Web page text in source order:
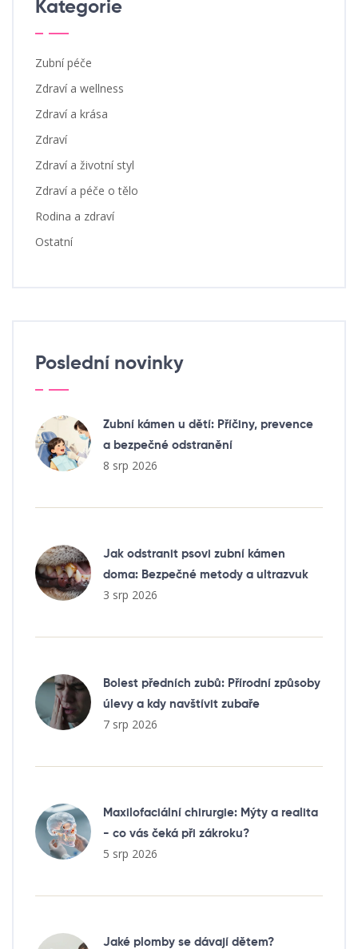
Kategorie
Zubní péče
Zdraví a wellness
Zdraví a krása
Zdraví
Zdraví a životní styl
Zdraví a péče o tělo
Rodina a zdraví
Ostatní
Poslední novinky
Zubní kámen u dětí: Příčiny, prevence
a bezpečné odstranění
8 srp 2026
Jak odstranit psovi zubní kámen
doma: Bezpečné metody a ultrazvuk
3 srp 2026
Bolest předních zubů: Přírodní způsoby
úlevy a kdy navštívit zubaře
7 srp 2026
Maxilofaciální chirurgie: Mýty a realita
- co vás čeká při zákroku?
5 srp 2026
Jaké plomby se dávají dětem?